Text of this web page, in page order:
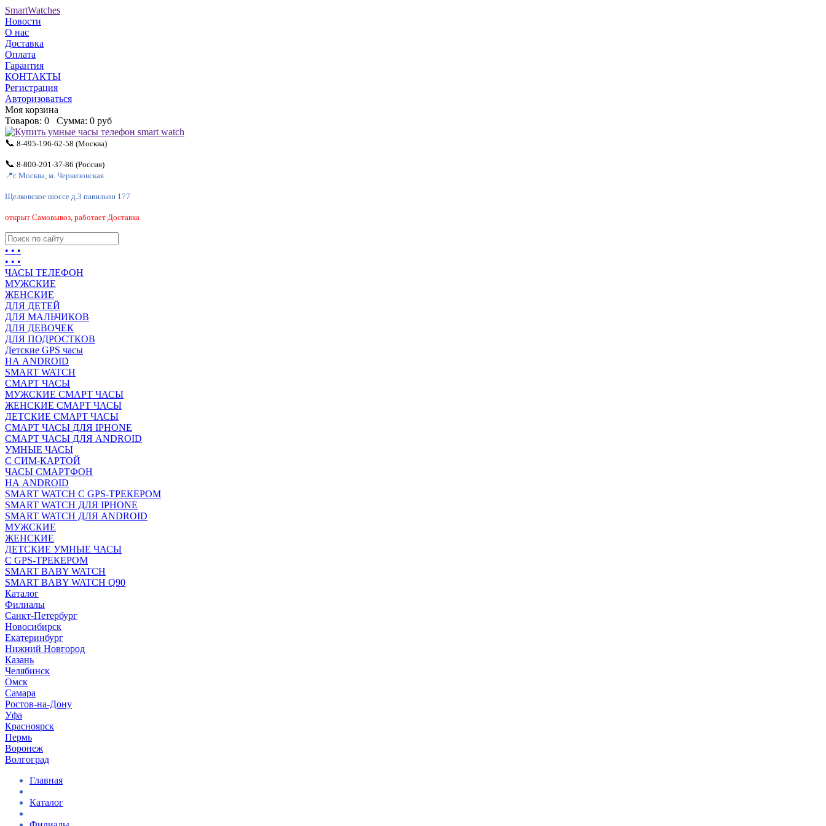
SmartWatches
Новости
О нас
Доставка
Оплата
Гарантия
КОНТАКТЫ
Регистрация
Авторизоваться
Моя корзина
Товаров: 0 Сумма: 0 руб
📞 8-495-196-62-58 (Москва)
📞 8-800-201-37-86 (Россия)
📍г. Москва, м. Черкизовская
Щелковское шоссе д.3 павильон 177
открыт Самовывоз, работает Доставка
• • •
• • •
ЧАСЫ ТЕЛЕФОН
МУЖСКИЕ
ЖЕНСКИЕ
ДЛЯ ДЕТЕЙ
ДЛЯ МАЛЬЧИКОВ
ДЛЯ ДЕВОЧЕК
ДЛЯ ПОДРОСТКОВ
Детские GPS часы
НА ANDROID
SMART WATCH
СМАРТ ЧАСЫ
МУЖСКИЕ СМАРТ ЧАСЫ
ЖЕНСКИЕ СМАРТ ЧАСЫ
ДЕТСКИЕ СМАРТ ЧАСЫ
СМАРТ ЧАСЫ ДЛЯ IPHONE
СМАРТ ЧАСЫ ДЛЯ ANDROID
УМНЫЕ ЧАСЫ
С СИМ-КАРТОЙ
ЧАСЫ СМАРТФОН
НА ANDROID
SMART WATCH С GPS-ТРЕКЕРОМ
SMART WATCH ДЛЯ IPHONE
SMART WATCH ДЛЯ ANDROID
МУЖСКИЕ
ЖЕНСКИЕ
ДЕТСКИЕ УМНЫЕ ЧАСЫ
С GPS-ТРЕКЕРОМ
SMART BABY WATCH
SMART BABY WATCH Q90
Каталог
Филиалы
Санкт-Петербург
Новосибирск
Екатеринбург
Нижний Новгород
Казань
Челябинск
Омск
Самара
Ростов-на-Дону
Уфа
Красноярск
Пермь
Воронеж
Волгоград
Главная
Каталог